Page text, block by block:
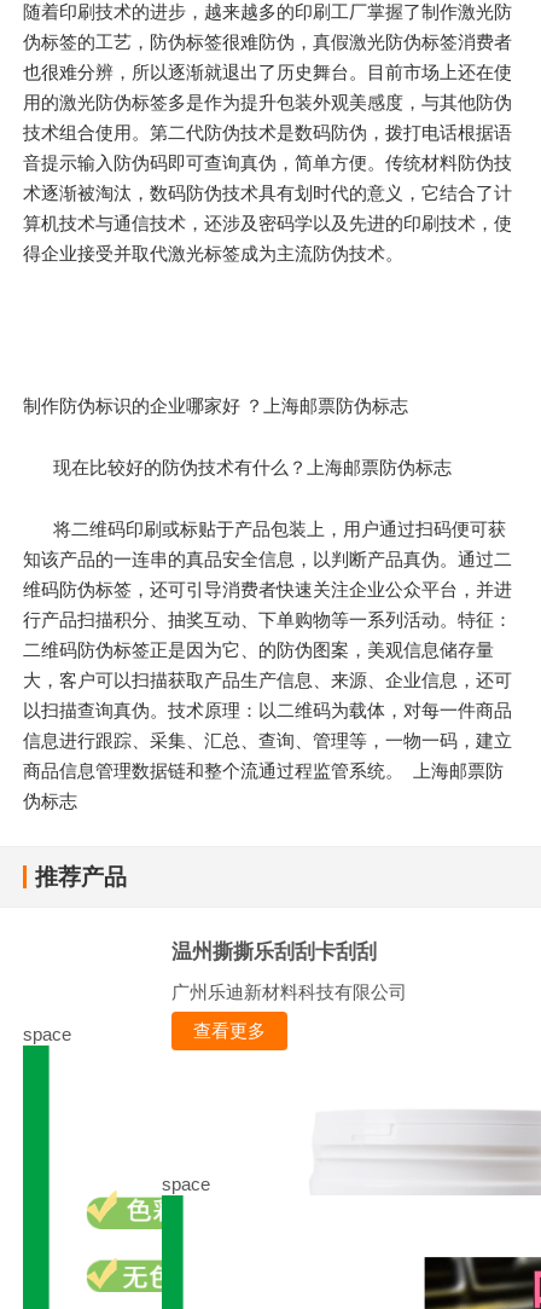
随着印刷技术的进步，越来越多的印刷工厂掌握了制作激光防
伪标签的工艺，防伪标签很难防伪，真假激光防伪标签消费者
也很难分辨，所以逐渐就退出了历史舞台。目前市场上还在使
用的激光防伪标签多是作为提升包装外观美感度，与其他防伪
技术组合使用。第二代防伪技术是数码防伪，拨打电话根据语
音提示输入防伪码即可查询真伪，简单方便。传统材料防伪技
术逐渐被淘汰，数码防伪技术具有划时代的意义，它结合了计
算机技术与通信技术，还涉及密码学以及先进的印刷技术，使
得企业接受并取代激光标签成为主流防伪技术。
制作防伪标识的企业哪家好 ？上海邮票防伪标志
现在比较好的防伪技术有什么？上海邮票防伪标志
将二维码印刷或标贴于产品包装上，用户通过扫码便可获
知该产品的一连串的真品安全信息，以判断产品真伪。通过二
维码防伪标签，还可引导消费者快速关注企业公众平台，并进
行产品扫描积分、抽奖互动、下单购物等一系列活动。特征：
二维码防伪标签正是因为它、的防伪图案，美观信息储存量
大，客户可以扫描获取产品生产信息、来源、企业信息，还可
以扫描查询真伪。技术原理：以二维码为载体，对每一件商品
信息进行跟踪、采集、汇总、查询、管理等，一物一码，建立
商品信息管理数据链和整个流通过程监管系统。 上海邮票防
伪标志
推荐产品
space
温州撕撕乐刮刮卡刮刮
广州乐迪新材料科技有限公司
查看更多
space